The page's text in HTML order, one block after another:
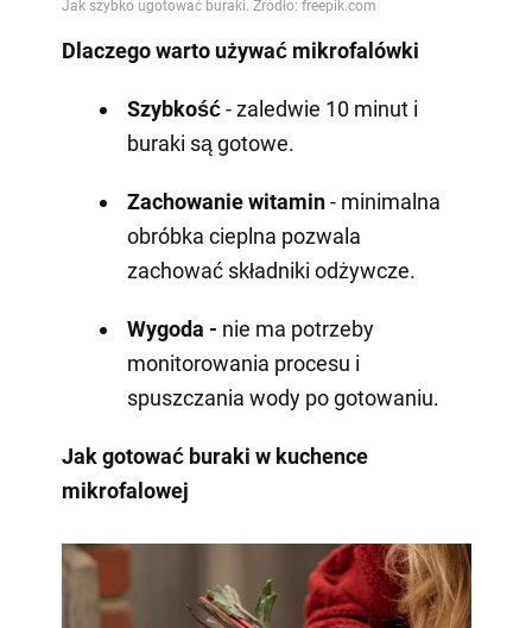
Dlaczego warto używać mikrofalówki
Szybkość- zaledwie 10 minut i
buraki są gotowe.
Zachowanie witamin- minimalna
obróbka cieplna pozwala
zachować składniki odżywcze.
Wygoda - nie ma potrzeby
monitorowania procesu i
spuszczania wody po gotowaniu.
Jak gotować buraki w kuchence
mikrofalowej